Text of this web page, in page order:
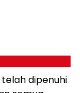
dipenuhi